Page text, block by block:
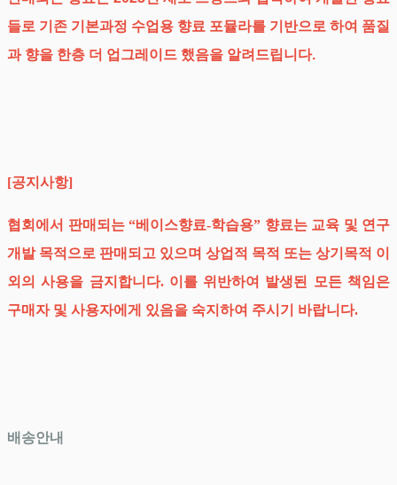
들로 기존 기본과정 수업용 향료 포뮬라를 기반으로 하여 품질
과 향을 한층 더 업그레이드 했음을 알려드립니다.
[공지사항]
협회에서 판매되는 “베이스향료-학습용” 향료는 교육 및 연구
개발 목적으로 판매되고 있으며 상업적 목적 또는 상기목적 이
외의 사용을 금지합니다. 이를 위반하여 발생된 모든 책임은
구매자 및 사용자에게 있음을 숙지하여 주시기 바랍니다.
배송안내